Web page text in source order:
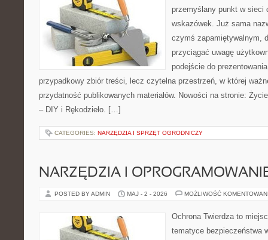
przemyślany punkt w sieci
wskazówek. Już sama
czymś zapamiętywalnym,
przyciągać uwagę
podejście do
przypadkowy zbiór treści, lecz czytelna przestrzeń, w której
przydatność publikowanych materiałów. Nowości na stronie:
– DIY i Rękodzieło. […]
CATEGORIES: NARZĘDZIA I SPRZĘT OGRODNICZY
NARZĘDZIA I
POSTED BY ADMIN MAJ - 2 - 2026 MOŻLIWOŚĆ
Ochrona Twierdza to
tematyce bezpieczeństwa